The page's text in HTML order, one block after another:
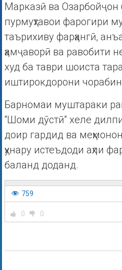
Марказӣ ва Озарбойҷон
пурмуҳтавои фарогири
таърихиву фарҳангӣ,
ҳамҷаворӣ ва равобити
худ ба таври шоиста
иштирокдорони
Барномаи муштараки
“Шоми дӯстӣ” хеле
доир гардид ва
ҳунару истеъдоди аҳли
баланд доданд.
759
0 0